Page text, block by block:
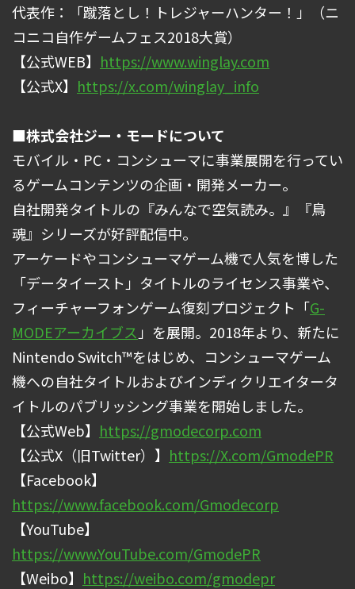
代表作：「蹴落とし！トレジャーハンター！」（ニ
コニコ自作ゲームフェス2018大賞）
【公式WEB】 https://www.winglay.com
【公式X】 https://x.com/winglay_info
■株式会社ジー・モードについて
モバイル・PC・コンシューマに事業展開を行ってい
るゲームコンテンツの企画・開発メーカー。
自社開発タイトルの『みんなで空気読み。』『鳥
魂』シリーズが好評配信中。
アーケードやコンシューマゲーム機で人気を博した
「データイースト」タイトルのライセンス事業や、
フィーチャーフォンゲーム復刻プロジェクト「G-
MODEアーカイブス 」を展開。2018年より、新たに
Nintendo Switch™をはじめ、コンシューマゲーム
機への自社タイトルおよびインディクリエイタータ
イトルのパブリッシング事業を開始しました。
【公式Web】 https://gmodecorp.com
【公式X（旧Twitter）】 https://X.com/GmodePR
【Facebook】
https://www.facebook.com/Gmodecorp
【YouTube】
https://www.YouTube.com/GmodePR
【Weibo】 https://weibo.com/gmodepr